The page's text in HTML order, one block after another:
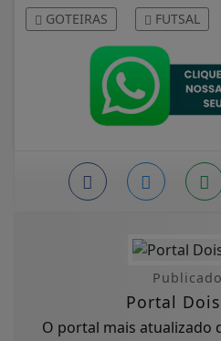
GOTEIRAS FUTSAL
Portal
O portal mais atualizado